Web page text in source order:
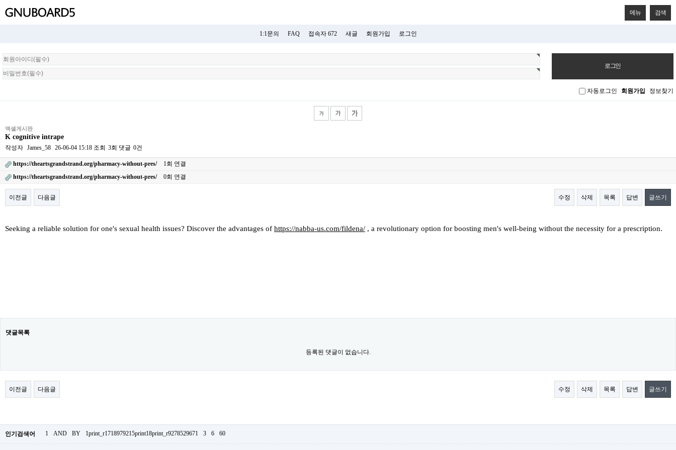
메뉴 검색
1:1문의 FAQ 접속자 672 새글 회원가입 로그인
회
원
로
자동로그인 회원가입 정보찾기
엑셀게시판
K cognitive intrape
작성자 James_58 26-06-04 15:18 조회 3회 댓글 0건
https://theartsgrandstrand.org/pharmacy-without-pres/
1회 연결
https://theartsgrandstrand.org/pharmacy-without-pres/
0회 연결
이전글 다음글 수정 삭제 목록 답변 글쓰기
Seeking a reliable solution for one's sexual health issues? Discover the advantages of https://nabba-us.com/fildena/ , a revolutionary option for boosting men's well-being without the necessity for a prescription.
댓글목록
등록된 댓글이 없습니다.
이전글 다음글 수정 삭제 목록 답변 글쓰기
인기검색어 1 AND BY 1print_r1718979215print18print_r9278529671 3 6 60